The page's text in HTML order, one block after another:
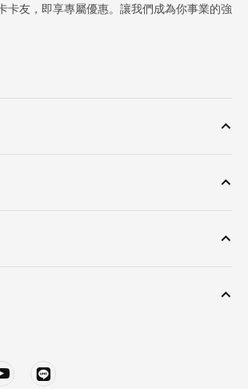
卡友，即享專屬優惠。讓我們成為你事業的強